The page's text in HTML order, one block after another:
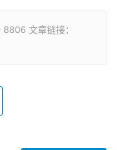
文章链接：